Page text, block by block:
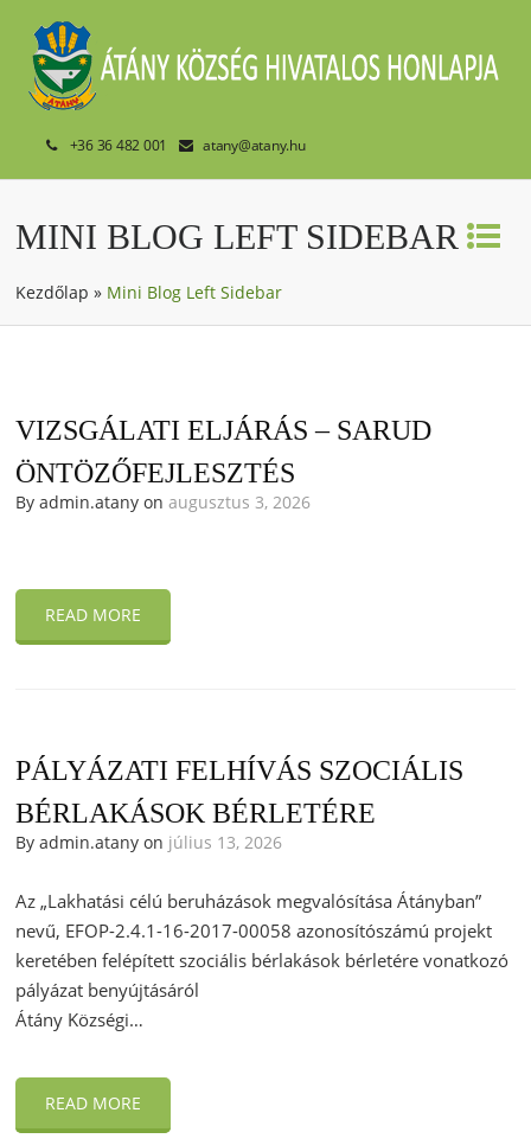
+36 36 482 001 atany@atany.hu
MINI BLOG LEFT SIDEBAR
Kezdőlap » Mini Blog Left Sidebar
VIZSGÁLATI ELJÁRÁS – SARUD
ÖNTÖZŐFEJLESZTÉS
By admin.atany onaugusztus 3, 2026
READ MORE
PÁLYÁZATI FELHÍVÁS SZOCIÁLIS
BÉRLAKÁSOK BÉRLETÉRE
By admin.atany on július 13, 2026
Az „Lakhatási célú beruházások megvalósítása Átányban”
nevű, EFOP-2.4.1-16-2017-00058 azonosítószámú projekt
keretében felépített szociális bérlakások bérletére vonatkozó
pályázat benyújtásáról
Átány Községi…
READ MORE